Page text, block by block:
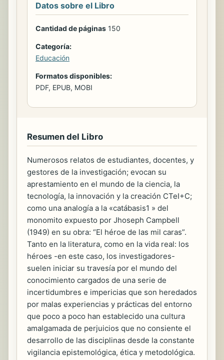
Datos sobre el Libro
Cantidad de páginas 150
Categoría:
Educación
Formatos disponibles:
PDF, EPUB, MOBI
Resumen del Libro
Numerosos relatos de estudiantes, docentes, y
gestores de la investigación; evocan su
aprestamiento en el mundo de la ciencia, la
tecnología, la innovación y la creación CTeI+C;
como una analogía a la «catábasis1 » del
monomito expuesto por Jhoseph Campbell
(1949) en su obra: “El héroe de las mil caras”.
Tanto en la literatura, como en la vida real: los
héroes -en este caso, los investigadores-
suelen iniciar su travesía por el mundo del
conocimiento cargados de una serie de
incertidumbres e impericias que son heredados
por malas experiencias y prácticas del entorno
que poco a poco han establecido una cultura
amalgamada de perjuicios que no consiente el
desarrollo de las disciplinas desde la constante
vigilancia epistemológica, ética y metodológica.